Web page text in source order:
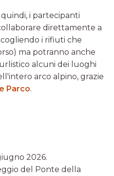
i partecipanti
direttamente a
i rifiuti che
ma potranno anche
alcuni dei luoghi
arco alpino, grazie
Parco.
2026.
del Ponte della